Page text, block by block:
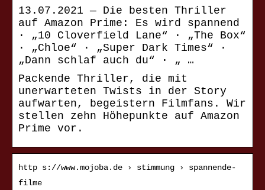
13.07.2021 — Die besten Thriller
auf Amazon Prime: Es wird spannend
· „10 Cloverfield Lane“ · „The Box“
· „Chloe“ · „Super Dark Times“ ·
„Dann schlaf auch du“ · „ …
Packende Thriller, die mit
unerwarteten Twists in der Story
aufwarten, begeistern Filmfans. Wir
stellen zehn Höhepunkte auf Amazon
Prime vor.
http s://www.mojoba.de › stimmung › spannende-
filme